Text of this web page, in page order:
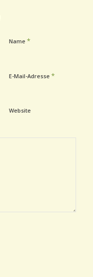
Name *
E-Mail-Adresse *
Website